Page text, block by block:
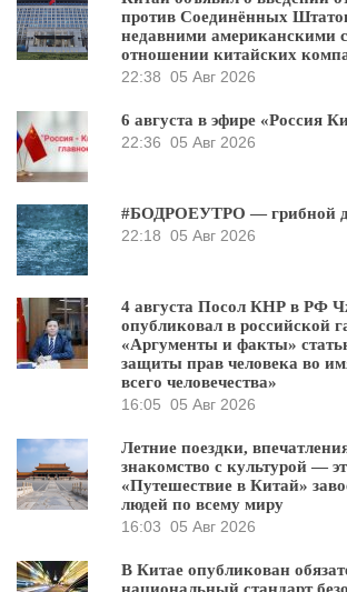
против Соединённых
недавними американскими
отношении китайских
22:38 05 Авг 2026
6 августа в эфире «Россия
22:36 05 Авг 2026
#БОДРОЕУТРО — грибной
22:18 05 Авг 2026
4 августа Посол КНР в РФ
опубликовал в российской
«Аргументы и факты»
защиты прав человека во
всего человечества»
16:05 05 Авг 2026
Летние поездки,
знакомство с культурой —
«Путешествие в Китай»
людей по всему миру
16:03 05 Авг 2026
В Китае опубликован